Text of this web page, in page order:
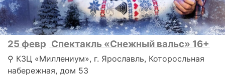
25 февр Спектакль «Снежный вальс» 16+
⚲ КЗЦ «Миллениум», г. Ярославль, Которосльная
набережная, дом 53